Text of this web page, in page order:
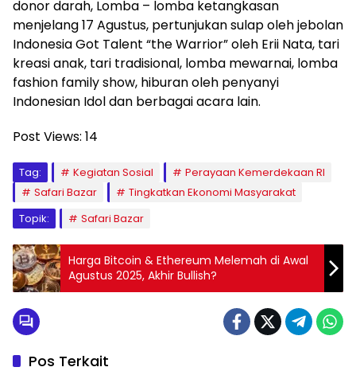
donor darah, Lomba – lomba ketangkasan
menjelang 17 Agustus, pertunjukan sulap oleh jebolan
Indonesia Got Talent “the Warrior” oleh Erii Nata, tari
kreasi anak, tari tradisional, lomba mewarnai, lomba
fashion family show, hiburan oleh penyanyi
Indonesian Idol dan berbagai acara lain.
Post Views: 14
Tag: Kegiatan Sosial
Perayaan Kemerdekaan RI
Safari Bazar
Tingkatkan Ekonomi Masyarakat
Topik:
Safari Bazar
Harga Bitcoin & Ethereum Melemah di Awal
Agustus 2025, Akhir Bullish?
Pos Terkait